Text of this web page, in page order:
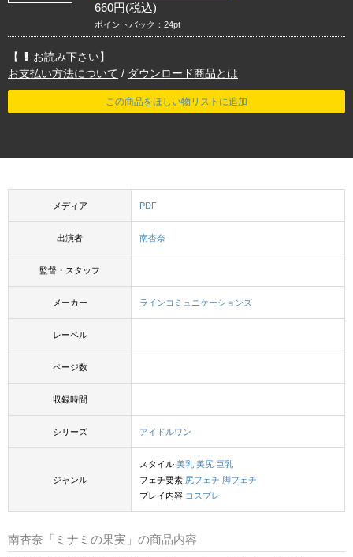
660円(税込)
ポイントバック：24pt
【
お読み下さい】
お支払い方法について / ダウンロード商品とは
この商品をほしい物リストに追加
メディア PDF
出演者 南杏奈
監督・スタッフ
メーカー ラインコミュニケーションズ
レーベル
ページ数
収録時間
シリーズ アイドルワン
ジャンル
スタイル 美乳 美尻 巨乳
フェチ要素 尻フェチ 脚フェチ
プレイ内容 コスプレ
南杏奈「ミナミの果実」の商品内容